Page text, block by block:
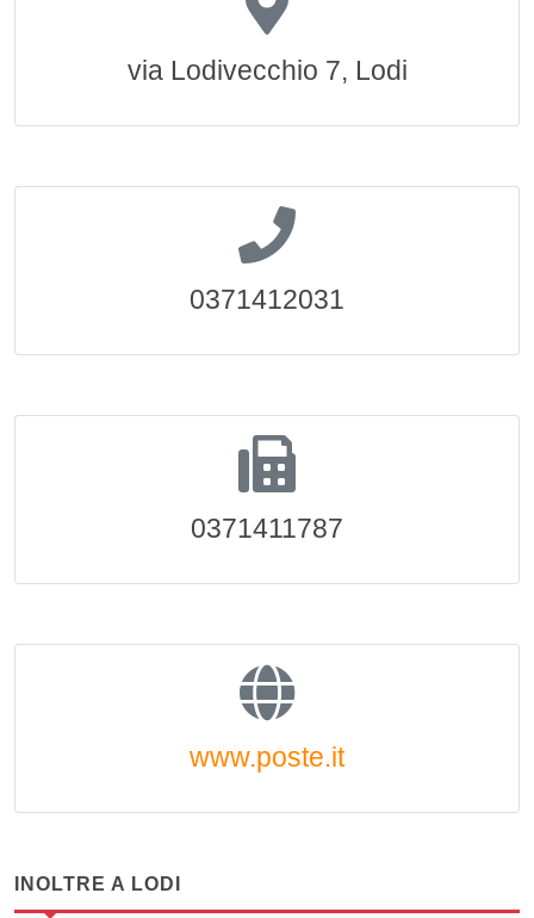
via Lodivecchio 7, Lodi
0371412031
0371411787
www.poste.it
INOLTRE A LODI